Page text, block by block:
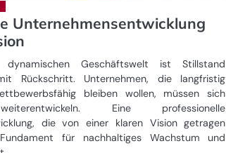
Unternehmensentwicklung
Geschäftswelt ist Stillstand
Rückschritt. Unternehmen, die langfristig
bleiben wollen, müssen sich
Eine professionelle
die von einer klaren Vision getragen
für nachhaltiges Wachstum und